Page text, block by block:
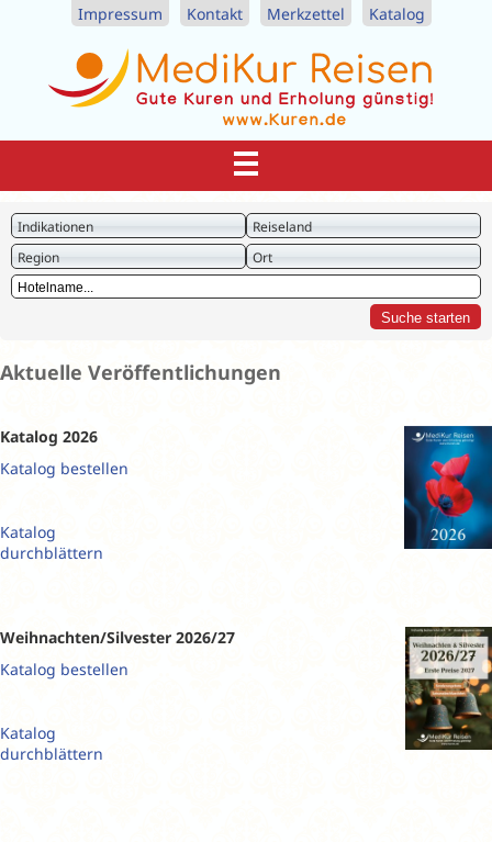
Impressum Kontakt Merkzettel Katalog
Indikationen
Reiseland
Region
Ort
Aktuelle Veröffentlichungen
Katalog 2026
Katalog bestellen
Katalog
durchblättern
Weihnachten/Silvester 2026/27
Katalog bestellen
Katalog
durchblättern